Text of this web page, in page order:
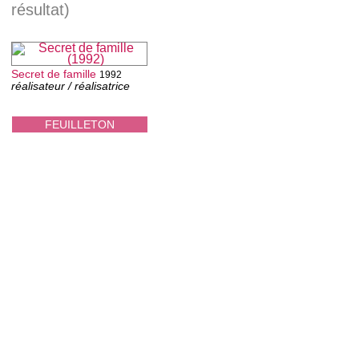
résultat)
FEUILLETON
Secret de famille 1992
réalisateur / réalisatrice